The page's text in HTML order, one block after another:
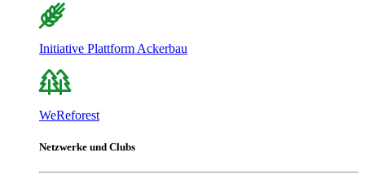
Initiative Plattform Ackerbau
WeReforest
Netzwerke und Clubs